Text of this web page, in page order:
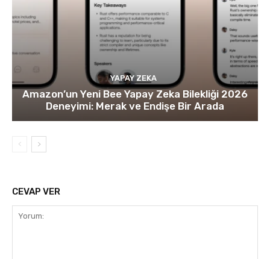
YAPAY ZEKA
Amazon’un Yeni Bee Yapay Zeka Bilekliği 2026
Deneyimi: Merak ve Endişe Bir Arada
CEVAP VER